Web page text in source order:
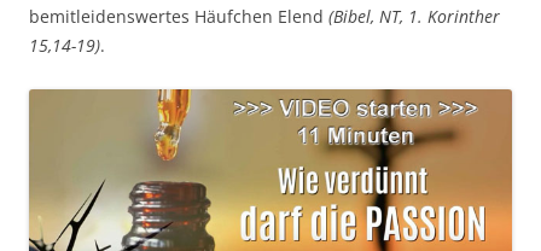
bemitleidenswertes Häufchen Elend (Bibel, NT, 1. Korinther
15,14-19).